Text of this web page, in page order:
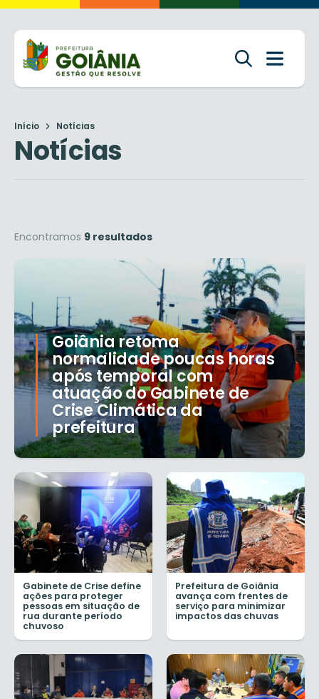
Início Notícias
Notícias
Encontramos 9 resultados
Goiânia retoma
normalidade poucas horas
após temporal com
atuação do Gabinete de
Crise Climática da
prefeitura
Gabinete de Crise define
ações para proteger
pessoas em situação de
rua durante período
chuvoso
Prefeitura de Goiânia
avança com frentes de
serviço para minimizar
impactos das chuvas